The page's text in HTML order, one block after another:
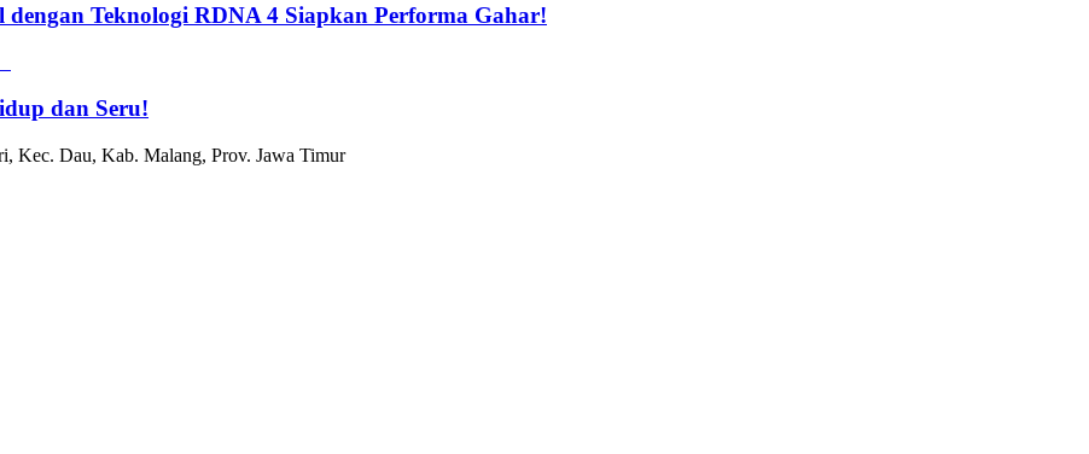
Teknologi RDNA 4 Siapkan Performa Gahar!
dan Seru!
Kec. Dau, Kab. Malang, Prov. Jawa Timur